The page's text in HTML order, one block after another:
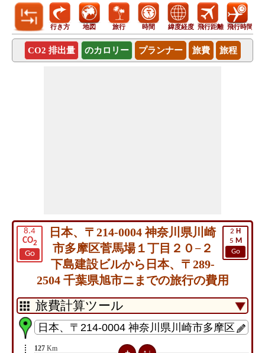
行き方 地図 旅行 時間 緯度経度 飛行距離 飛行時間
CO2 排出量 のカロリー プランナー 旅費 旅程
8.4
CO2
Go
2 H
5 M
Go
日本、〒214-0004 神奈川県川崎
市多摩区菅馬場１丁目２０−２
下島建設ビルから日本、〒289-
2504 千葉県旭市ニまでの旅行の費用
127 Km